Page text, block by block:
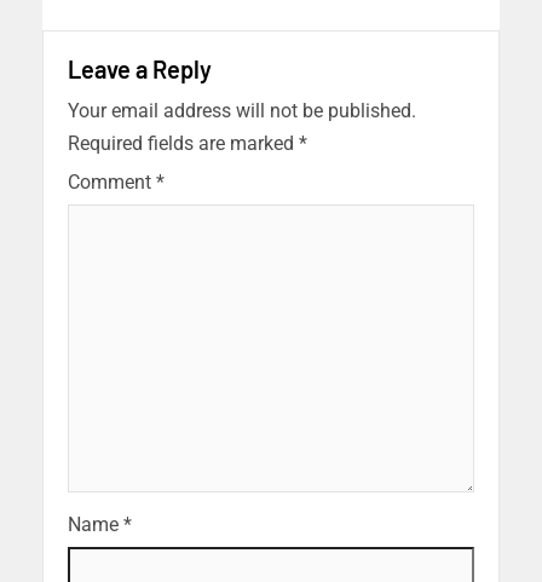
Leave a Reply
Your email address will not be published.
Required fields are marked *
Comment *
Name *